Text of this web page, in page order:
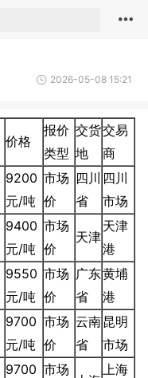
2026-05-08 15:21
价格
报价
类型
交货
地
交易
商
9200
元/吨
市场
价
四川
省
四川
市场
9400
元/吨
市场
价
天津
天津
港
9550
元/吨
市场
价
广东
省
黄埔
港
9700
元/吨
市场
价
云南
省
昆明
市场
9700 市场
上海